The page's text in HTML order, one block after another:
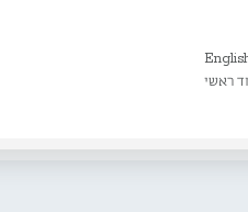
ראשי